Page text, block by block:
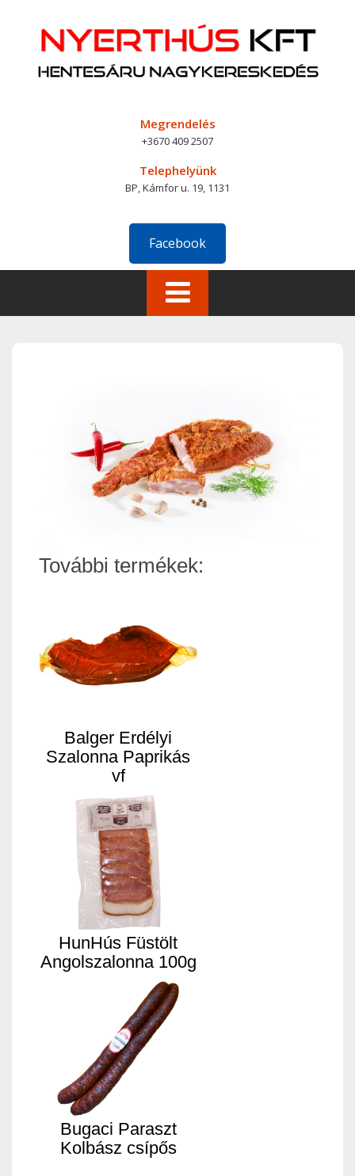
content
Megrendelés
+3670 409 2507
Telephelyünk
BP, Kámfor u. 19, 1131
Facebook
További termékek:
Balger Erdélyi
Szalonna Paprikás
vf
HunHús Füstölt
Angolszalonna 100g
Bugaci Paraszt
Kolbász csípős